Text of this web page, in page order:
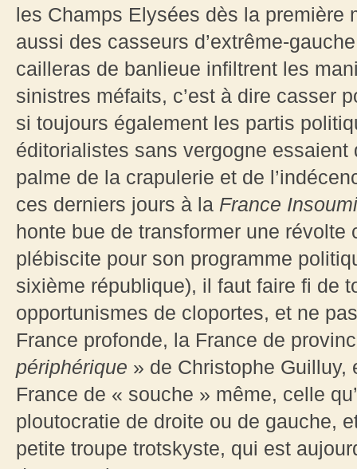
les Champs Elysées dès la première
aussi des casseurs d’extrême-
cailleras de banlieue infiltrent les
sinistres méfaits, c’est à dire casser
si toujours également les partis
éditorialistes sans vergogne
palme de la crapulerie et de
ces derniers jours à la France
honte bue de transformer une
plébiscite pour son programme
sixième république), il faut faire fi de
opportunismes de cloportes, et ne
France profonde, la France de
périphérique » de Christophe Guilluy,
France de « souche » même, celle
ploutocratie de droite ou de gauche,
petite troupe trotskyste, qui est